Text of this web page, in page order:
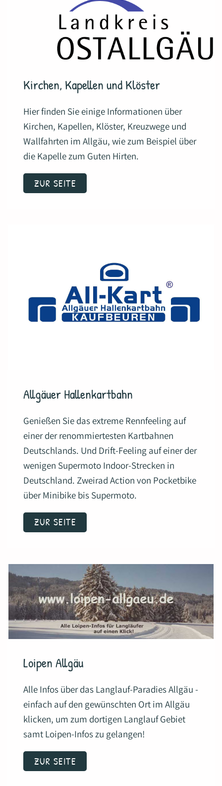
Kirchen, Kapellen und Klöster
Hier finden Sie einige Informationen über
Kirchen, Kapellen, Klöster, Kreuzwege und
Wallfahrten im Allgäu, wie zum Beispiel über
die Kapelle zum Guten Hirten.
ZUR SEITE
Allgäuer Hallenkartbahn
Genießen Sie das extreme Rennfeeling auf
einer der renommiertesten Kartbahnen
Deutschlands. Und Drift-Feeling auf einer der
wenigen Supermoto Indoor-Strecken in
Deutschland. Zweirad Action von Pocketbike
über Minibike bis Supermoto.
ZUR SEITE
Loipen Allgäu
Alle Infos über das Langlauf-Paradies Allgäu -
einfach auf den gewünschten Ort im Allgäu
klicken, um zum dortigen Langlauf Gebiet
samt Loipen-Infos zu gelangen!
ZUR SEITE